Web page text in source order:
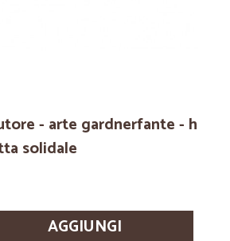
- arte gardnerfante - h
solidale
AGGIUNGI